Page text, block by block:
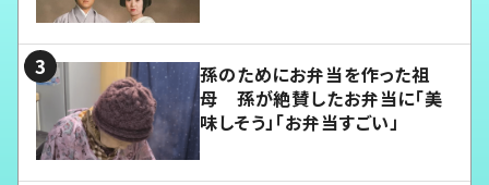
孫のためにお弁当を作った祖
母 孫が絶賛したお弁当に「美
味しそう」「お弁当すごい」